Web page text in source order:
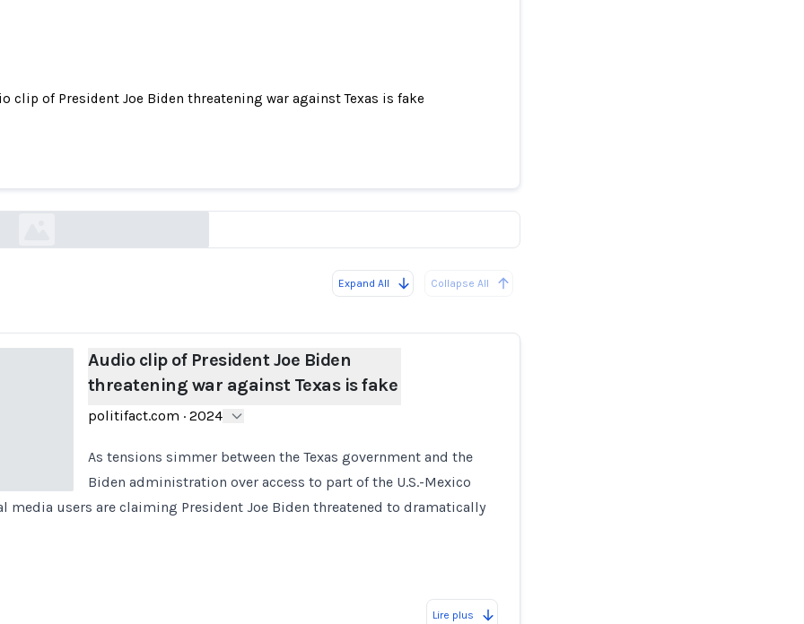
clip of President Joe Biden threatening war against Texas is fake
of President Joe Biden threatening war against Texas is
Expand All Collapse All
Audio clip of President Joe Biden
threatening war against Texas is fake
politifact.com · 2024
As tensions simmer between the Texas government and the
Biden administration over access to part of the U.S.-Mexico
media users are claiming President Joe Biden threatened to dramatically
Lire plus